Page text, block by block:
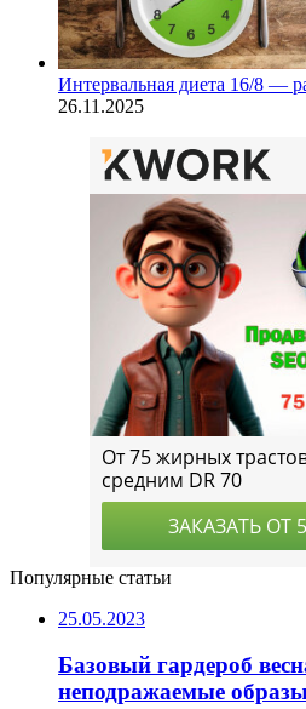
Интервальная диета 16/8 —
26.11.2025
Популярные статьи
25.05.2023
Базовый гардероб
неподражаемые